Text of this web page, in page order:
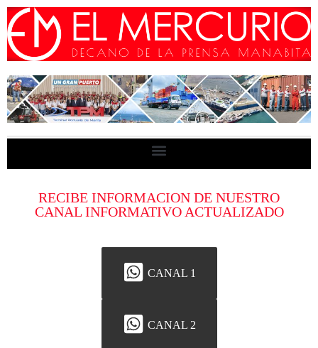
RECIBE INFORMACION DE NUESTRO
CANAL INFORMATIVO ACTUALIZADO
CANAL 1
CANAL 2